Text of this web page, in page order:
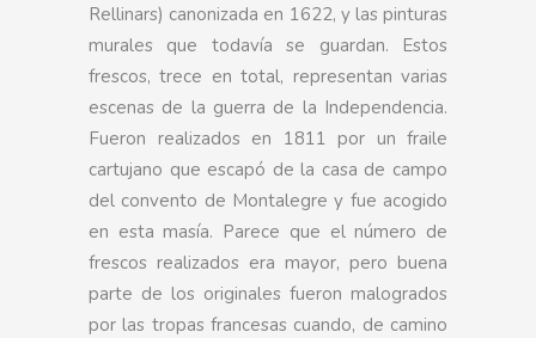
Rellinars) canonizada en 1622, y las pinturas
murales que todavía se guardan. Estos
frescos, trece en total, representan varias
escenas de la guerra de la Independencia.
Fueron realizados en 1811 por un fraile
cartujano que escapó de la casa de campo
del convento de Montalegre y fue acogido
en esta masía. Parece que el número de
frescos realizados era mayor, pero buena
parte de los originales fueron malogrados
por las tropas francesas cuando, de camino